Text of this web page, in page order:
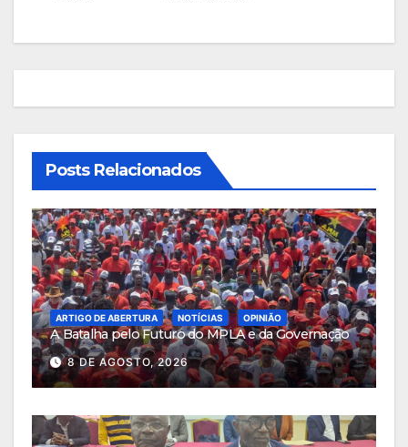
artigos
Posts Relacionados
ARTIGO DE ABERTURA NOTÍCIAS OPINIÃO
A Batalha pelo Futuro do MPLA e da Governação
8 DE AGOSTO, 2026